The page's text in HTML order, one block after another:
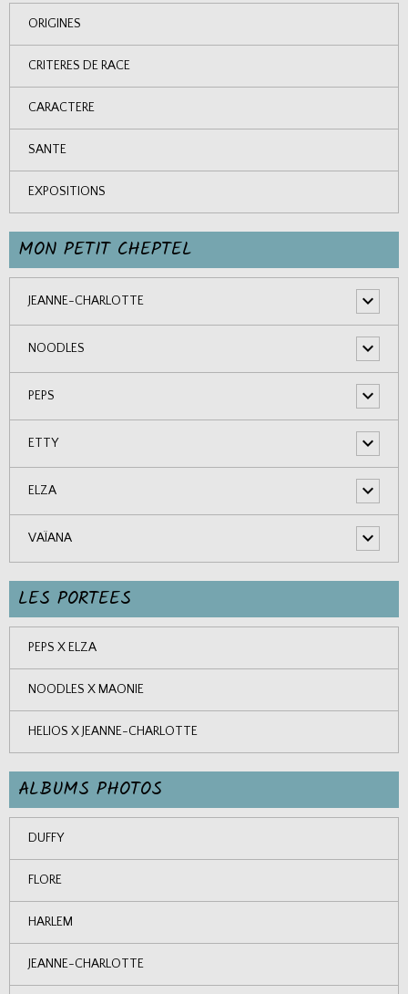
ORIGINES
CRITERES DE RACE
CARACTERE
SANTE
EXPOSITIONS
MON PETIT CHEPTEL
JEANNE-CHARLOTTE
NOODLES
PEPS
ETTY
ELZA
VAÏANA
LES PORTEES
PEPS X ELZA
NOODLES X MAONIE
HELIOS X JEANNE-CHARLOTTE
ALBUMS PHOTOS
DUFFY
FLORE
HARLEM
JEANNE-CHARLOTTE